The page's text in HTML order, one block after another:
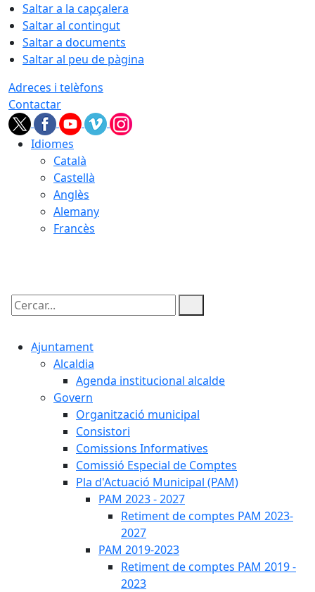
Saltar a la capçalera
Saltar al contingut
Saltar a documents
Saltar al peu de pàgina
Adreces i telèfons
Contactar
Idiomes
Català
Castellà
Anglès
Alemany
Francès
Cercar:
Ajuntament
Alcaldia
Agenda institucional alcalde
Govern
Organització municipal
Consistori
Comissions Informatives
Comissió Especial de Comptes
Pla d'Actuació Municipal (PAM)
PAM 2023 - 2027
Retiment de comptes PAM 2023-
2027
PAM 2019-2023
Retiment de comptes PAM 2019 -
2023